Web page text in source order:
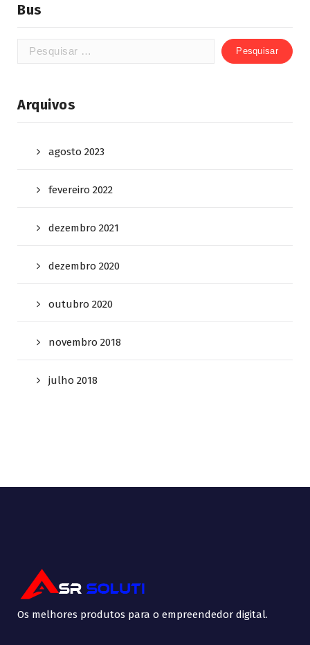
Bus
Arquivos
agosto 2023
fevereiro 2022
dezembro 2021
dezembro 2020
outubro 2020
novembro 2018
julho 2018
Os melhores produtos para o empreendedor digital.